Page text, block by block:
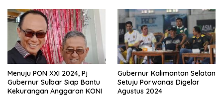
Menuju PON XXI 2024, Pj
Gubernur Sulbar Siap Bantu
Kekurangan Anggaran KONI
Gubernur Kalimantan Selatan
Setuju Porwanas Digelar
Agustus 2024